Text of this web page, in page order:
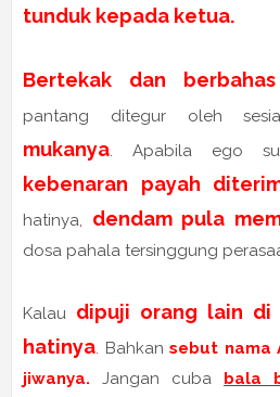
tunduk kepada ketua.
Bertekak dan
pantang ditegur oleh
mukanya. Apabila ego
kebenaran payah
hatinya, dendam pula
dosa pahala tersinggung
Kalau dipuji orang lain di
hatinya. Bahkan sebut nama
jiwanya. Jangan cuba bala